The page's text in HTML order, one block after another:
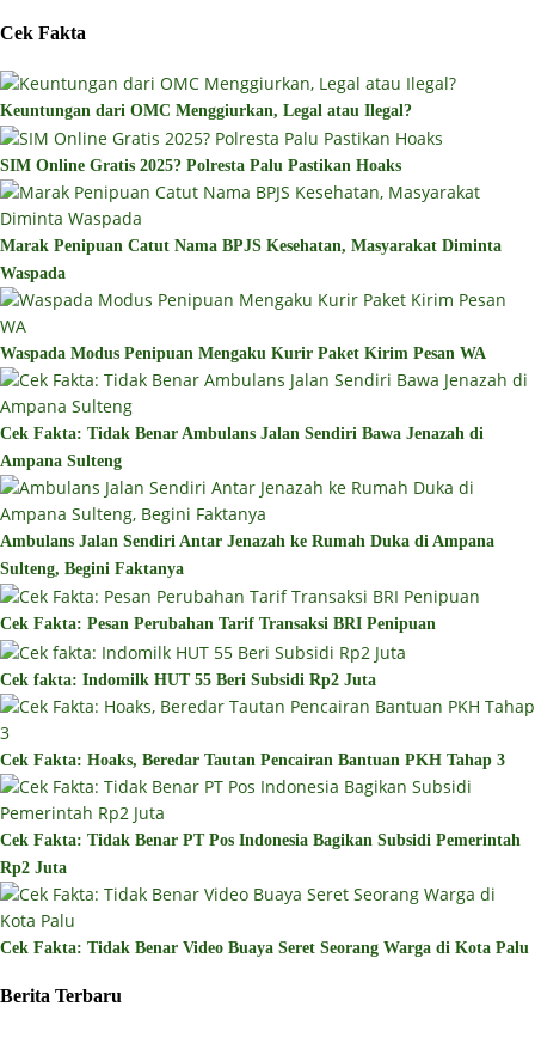
Cek Fakta
Keuntungan dari OMC Menggiurkan, Legal atau Ilegal?
SIM Online Gratis 2025? Polresta Palu Pastikan Hoaks
Marak Penipuan Catut Nama BPJS Kesehatan, Masyarakat Diminta
Waspada
Waspada Modus Penipuan Mengaku Kurir Paket Kirim Pesan WA
Cek Fakta: Tidak Benar Ambulans Jalan Sendiri Bawa Jenazah di
Ampana Sulteng
Ambulans Jalan Sendiri Antar Jenazah ke Rumah Duka di Ampana
Sulteng, Begini Faktanya
Cek Fakta: Pesan Perubahan Tarif Transaksi BRI Penipuan
Cek fakta: Indomilk HUT 55 Beri Subsidi Rp2 Juta
Cek Fakta: Hoaks, Beredar Tautan Pencairan Bantuan PKH Tahap 3
Cek Fakta: Tidak Benar PT Pos Indonesia Bagikan Subsidi Pemerintah
Rp2 Juta
Cek Fakta: Tidak Benar Video Buaya Seret Seorang Warga di Kota Palu
Berita Terbaru